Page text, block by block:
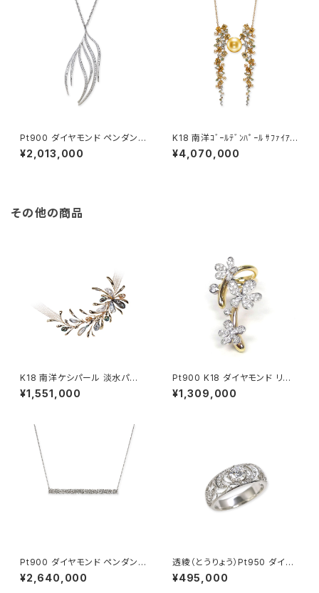
Pt900 ダイヤモンド ペンダント
ネックレス
¥2,013,000
K18 南洋ｺﾞｰﾙﾃﾞﾝﾊﾟｰﾙ ｻﾌｧｲｱ ﾐ
ﾝﾄｶﾞｰﾈｯﾄ ﾀﾞｲﾔﾓﾝﾄﾞ ﾍﾟﾝﾀﾞﾝﾄﾈｯ
ｸﾚｽ
¥4,070,000
その他の商品
K18 南洋ケシパール 淡水パー
ル ネックレス
¥1,551,000
Pt900 K18 ダイヤモンド リン
グ
¥1,309,000
Pt900 ダイヤモンド ペンダント
ネックレス
¥2,640,000
透綾（とうりょう）Pt950 ダイヤ
モンド 透かしリング枠
¥495,000